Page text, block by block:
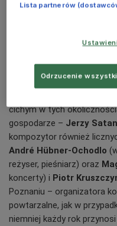
Trzecie sierpniowe
cichym w tych
gospodarze – Jerzy
kompozytor również
André Hübner-Ochodlo
reżyser, pieśniarz) oraz
koncerty) i Piotr
Poznaniu – organizatora
powtarzalne, jak w
niemniej każdy rok
Lista partnerów
Odrzucenie